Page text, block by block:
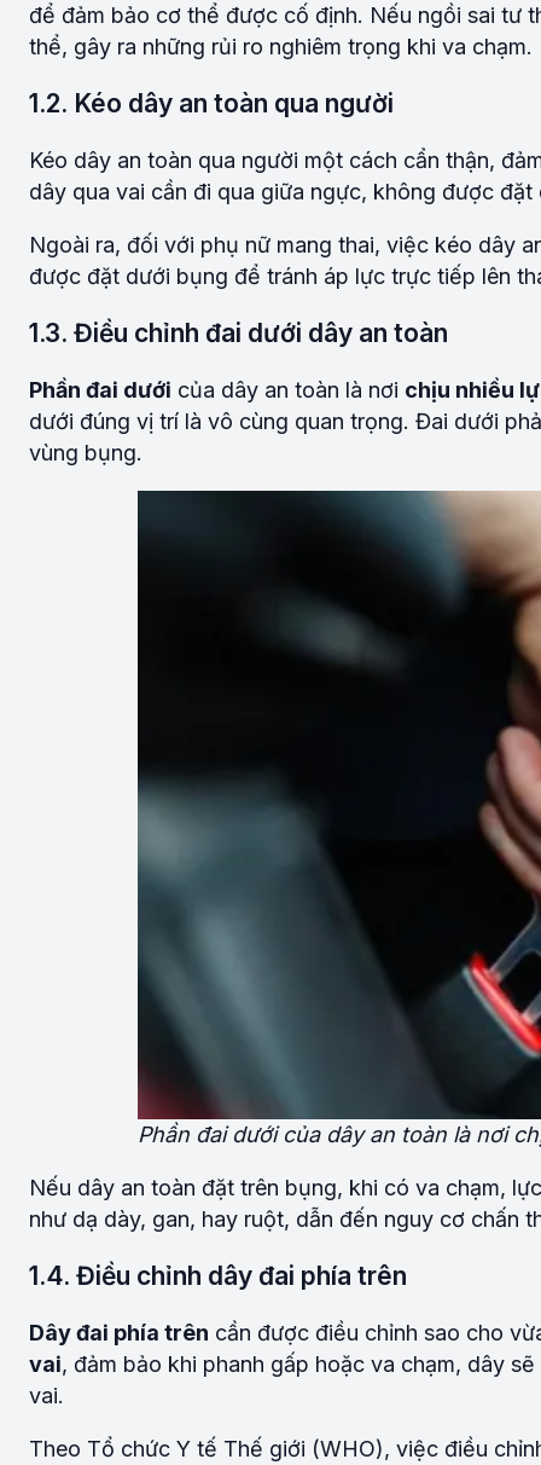
để đảm bảo cơ thể được cố định. Nếu ngồi sai tư
thể, gây ra những rủi ro nghiêm trọng khi va chạm.
1.2. Kéo dây an toàn qua người
Kéo dây an toàn qua người một cách cẩn thận,
dây qua vai cần đi qua giữa ngực, không được
Ngoài ra, đối với phụ nữ mang thai, việc kéo dây
được đặt dưới bụng để tránh áp lực trực tiếp lên
1.3. Điều chỉnh đai dưới dây an toàn
Phần đai dưới của dây an toàn là nơi chịu nhiều
dưới đúng vị trí là vô cùng quan trọng. Đai dưới
vùng bụng.
Phần đai dưới của dây an toàn là nơi
Nếu dây an toàn đặt trên bụng, khi có va chạm,
như dạ dày, gan, hay ruột, dẫn đến nguy cơ chấn
1.4. Điều chỉnh dây đai phía trên
Dây đai phía trên cần được điều chỉnh sao cho
vai, đảm bảo khi phanh gấp hoặc va chạm, dây
vai.
Theo Tổ chức Y tế Thế giới (WHO), việc điều